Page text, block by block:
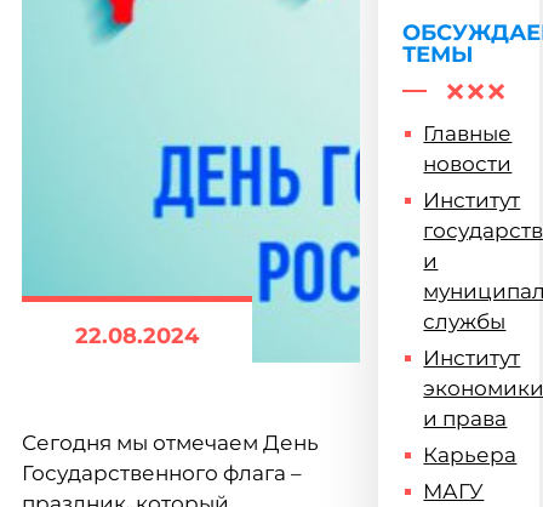
22.08.2024
Сегодня мы отмечаем День
Государственного флага –
ТЕМЫ
Главные
новости
Институт
и
службы
Институт
и права
Карьера
МАГУ